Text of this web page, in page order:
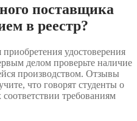
поставщика
в реестр?
удостоверения
делом проверьте наличие
производством. Отзывы
что говорят студенты о
требованиям